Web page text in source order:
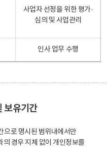
사업자 선정을 위한 평가·
심의 및 사업관리
인사 업무 수행
보유기간
으로 명시된 범위내에서만
의 경우 지체 없이 개인정보를